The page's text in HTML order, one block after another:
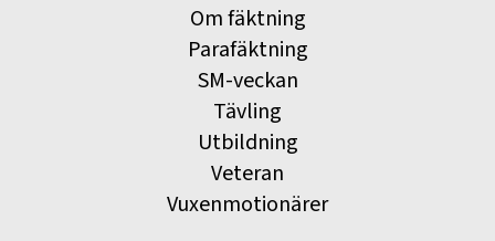
Om fäktning
Parafäktning
SM-veckan
Tävling
Utbildning
Veteran
Vuxenmotionärer